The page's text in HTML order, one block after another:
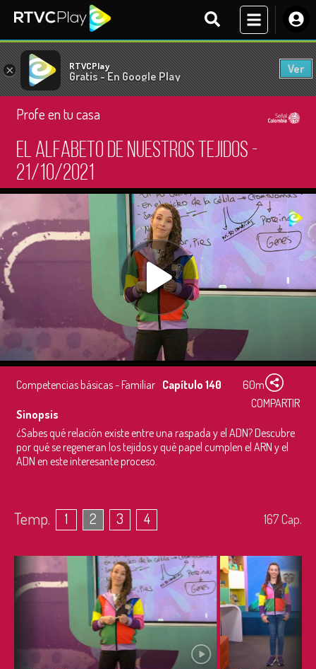
× RTVCPlay
Gratis - En Google Play
Ver
Profe en tu casa
El alfabeto de nuestros tejidos -
21/10/2021
Competencias básicas - Familiar Capítulo 140
60m
COMPARTIR
Sinopsis
¿Sabes qué relación existe entre una raspada y el ADN? Descubre
por qué se regeneran los tejidos y qué papel cumplen el ARN y el
ADN en este interesante proceso.
Temp. 1 2 3 4 167Cap.